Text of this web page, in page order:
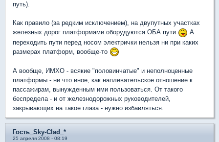
путь).
Как правило (за редким исключением), на двупутных участках
железных дорог платформами оборудуются ОБА пути
А
переходить пути перед носом электрички нельзя ни при каких
размерах платформ, вообще-то
А вообще, ИМХО - всякие "половинчатые" и неполноценные
платформы - ни что иное, как наплевательское отношение к
пассажирам, вынужденным ими пользоваться. От такого
беспредела - и от железнодорожных руководителей,
закрывающих на такое глаза - нужно избавляться.
Гость_Sky-Clad_*
25 апреля 2008 - 08:19